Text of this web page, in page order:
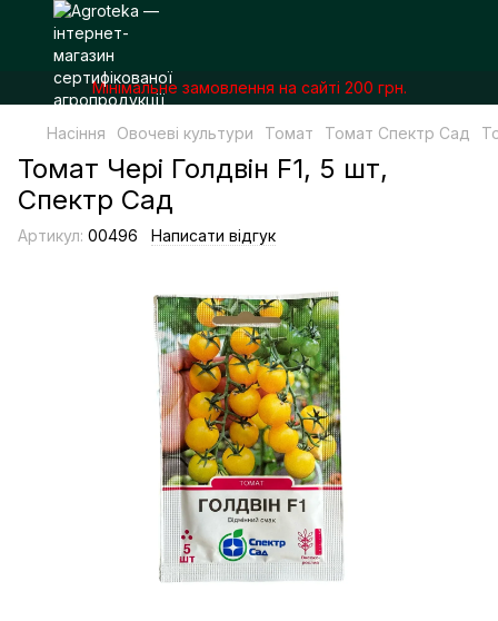
Мінімальне замовлення на сайті 200 грн.
Насіння Овочеві культури Томат Томат Спектр Сад
Томат Чері Голдвін F1, 5 шт,
Спектр Сад
Артикул: 00496 Написати відгук